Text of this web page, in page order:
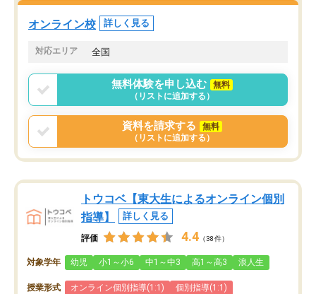
オンライン校 詳しく見る
対応エリア 全国
無料体験を申し込む
無料
（リストに追加する）
資料を請求する
無料
（リストに追加する）
トウコベ【東大生によるオンライン個別
指導】
詳しく見る
評価 4.4 （38件）
対象学年 幼児 小1～小6 中1～中3 高1～高3 浪人生
授業形式 オンライン個別指導(1:1) 個別指導(1:1)